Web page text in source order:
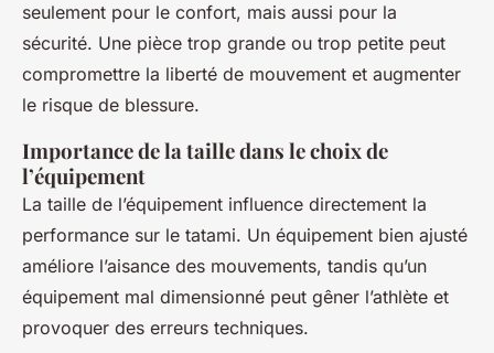
seulement pour le confort, mais aussi pour la
sécurité. Une pièce trop grande ou trop petite peut
compromettre la liberté de mouvement et augmenter
le risque de blessure.
Importance de la taille dans le choix de
l’équipement
La taille de l’équipement influence directement la
performance sur le tatami. Un équipement bien ajusté
améliore l’aisance des mouvements, tandis qu’un
équipement mal dimensionné peut gêner l’athlète et
provoquer des erreurs techniques.